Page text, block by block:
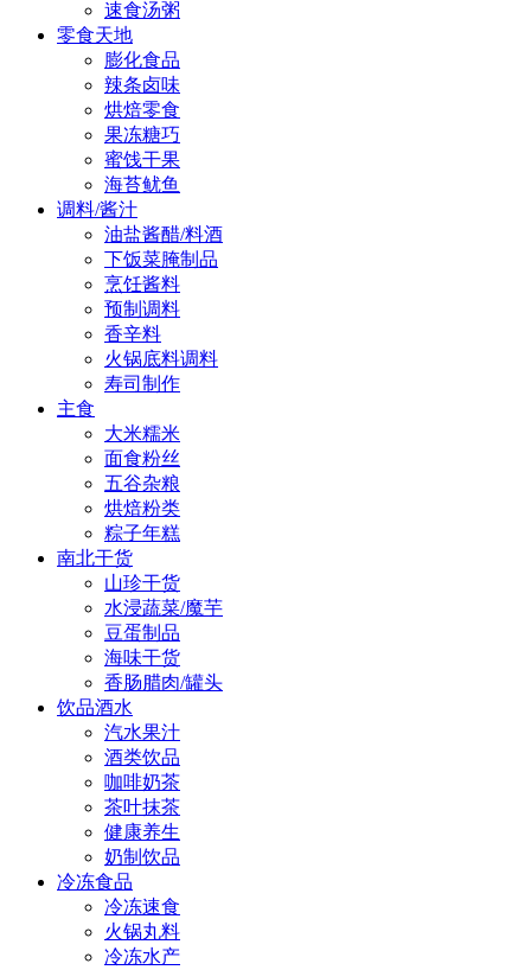
速食汤粥
零食天地
膨化食品
辣条卤味
烘焙零食
果冻糖巧
蜜饯干果
海苔鱿鱼
调料/酱汁
油盐酱醋/料酒
下饭菜腌制品
烹饪酱料
预制调料
香辛料
火锅底料调料
寿司制作
主食
大米糯米
面食粉丝
五谷杂粮
烘焙粉类
粽子年糕
南北干货
山珍干货
水浸蔬菜/魔芋
豆蛋制品
海味干货
香肠腊肉/罐头
饮品酒水
汽水果汁
酒类饮品
咖啡奶茶
茶叶抹茶
健康养生
奶制饮品
冷冻食品
冷冻速食
火锅丸料
冷冻水产